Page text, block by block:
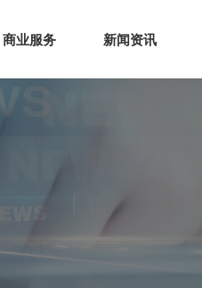
创 青创生态 商业服务
商业服务 新闻资讯